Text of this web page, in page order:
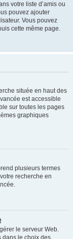
votre liste d’amis ou
pouvez ajouter
Vous pouvez
cette même page.
située en haut des
est accessible
sur toutes les pages
graphiques
plusieurs termes
recherche en
le serveur Web.
dans le choix des